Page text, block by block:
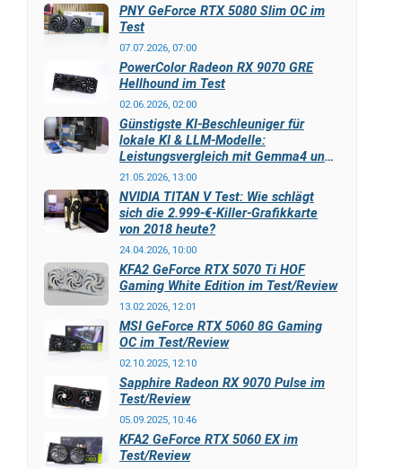
PNY GeForce RTX 5080 Slim OC im
Test
07.07.2026, 07:00
PowerColor Radeon RX 9070 GRE
Hellhound im Test
02.06.2026, 02:00
Günstigste KI-Beschleuniger für
lokale KI & LLM-Modelle:
Leistungsvergleich mit Gemma4 und
LLAMA3
21.05.2026, 13:00
NVIDIA TITAN V Test: Wie schlägt
sich die 2.999-€-Killer-Grafikkarte
von 2018 heute?
24.04.2026, 10:00
KFA2 GeForce RTX 5070 Ti HOF
Gaming White Edition im Test/Review
13.02.2026, 12:01
MSI GeForce RTX 5060 8G Gaming
OC im Test/Review
02.10.2025, 12:10
Sapphire Radeon RX 9070 Pulse im
Test/Review
05.09.2025, 10:46
KFA2 GeForce RTX 5060 EX im
Test/Review